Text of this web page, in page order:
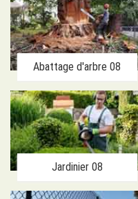
Abattage d'arbre 08
Jardinier 08